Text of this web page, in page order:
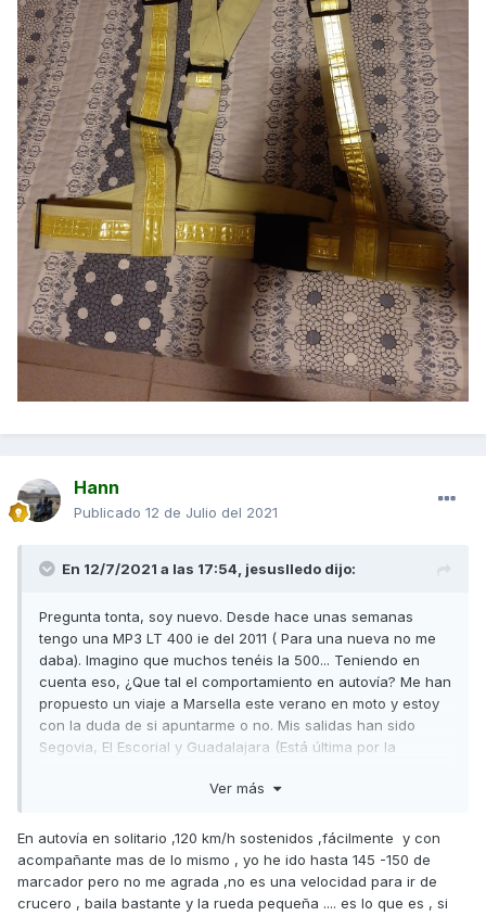
Hann
Publicado 12 de Julio del 2021
En 12/7/2021 a las 17:54, jesuslledo dijo:
Pregunta tonta, soy nuevo. Desde hace unas semanas
tengo una MP3 LT 400 ie del 2011 ( Para una nueva no me
daba). Imagino que muchos tenéis la 500... Teniendo en
cuenta eso, ¿Que tal el comportamiento en autovía? Me han
propuesto un viaje a Marsella este verano en moto y estoy
con la duda de si apuntarme o no. Mis salidas han sido
Segovia, El Escorial y Guadalajara (Está última por la
sin prisa? Gracias en cualquier caso.
Ver más
En autovía en solitario ,120 km/h sostenidos ,fácilmente y con
acompañante mas de lo mismo , yo he ido hasta 145 -150 de
marcador pero no me agrada ,no es una velocidad para ir de
crucero , baila bastante y la rueda pequeña .... es lo que es , si